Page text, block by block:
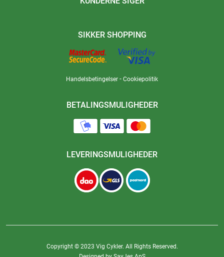
SIKKER SHOPPING
Handelsbetingelser - Cookiepolitik
BETALINGSMULIGHEDER
LEVERINGSMULIGHEDER
Copyright © 2023 Vig Cykler. All Rights Reserved.